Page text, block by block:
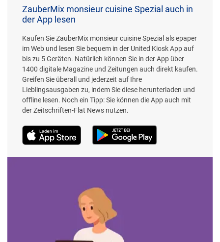
ZauberMix monsieur cuisine Spezial auch in
der App lesen
Kaufen Sie ZauberMix monsieur cuisine Spezial als epaper
im Web und lesen Sie bequem in der United Kiosk App auf
bis zu 5 Geräten. Natürlich können Sie in der App über
1400 digitale Magazine und Zeitungen auch direkt kaufen.
Greifen Sie überall und jederzeit auf Ihre
Lieblingsausgaben zu, indem Sie diese herunterladen und
offline lesen. Noch ein Tipp: Sie können die App auch mit
der Zeitschriften-Flat News nutzen.